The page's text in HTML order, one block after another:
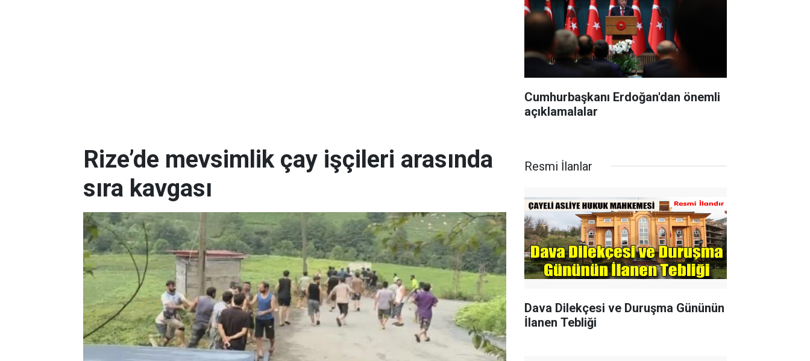
Cumhurbaşkanı Erdoğan'dan önemli
açıklamalalar
Rize’de mevsimlik çay işçileri arasında
sıra kavgası
Resmi İlanlar
Dava Dilekçesi ve Duruşma Gününün
İlanen Tebliği